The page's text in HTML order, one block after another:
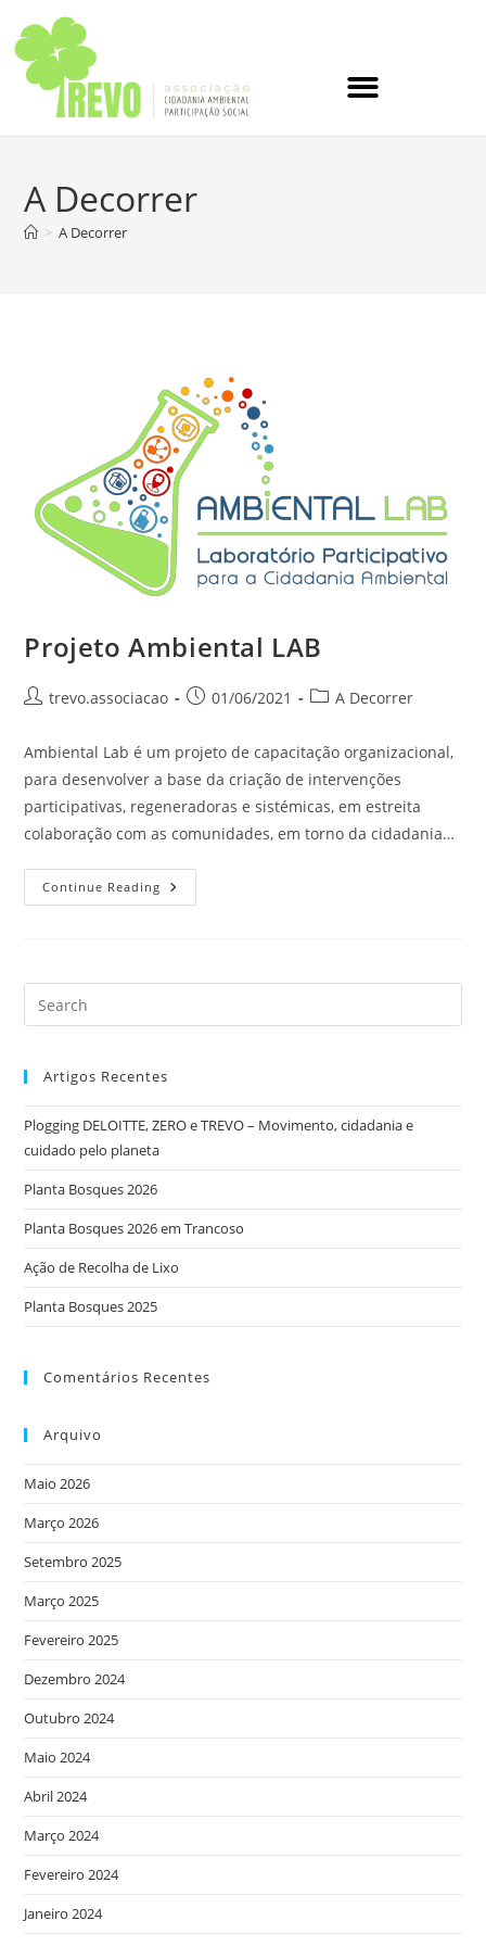
A Decorrer
> A Decorrer
Projeto Ambiental LAB
trevo.associacao 01/06/2021 A Decorrer
Ambiental Lab é um projeto de capacitação organizacional,
para desenvolver a base da criação de intervenções
participativas, regeneradoras e sistémicas, em estreita
colaboração com as comunidades, em torno da cidadania…
Continue Reading
Artigos Recentes
Plogging DELOITTE, ZERO e TREVO – Movimento, cidadania e
cuidado pelo planeta
Planta Bosques 2026
Planta Bosques 2026 em Trancoso
Ação de Recolha de Lixo
Planta Bosques 2025
Comentários Recentes
Arquivo
Maio 2026
Março 2026
Setembro 2025
Março 2025
Fevereiro 2025
Dezembro 2024
Outubro 2024
Maio 2024
Abril 2024
Março 2024
Fevereiro 2024
Janeiro 2024